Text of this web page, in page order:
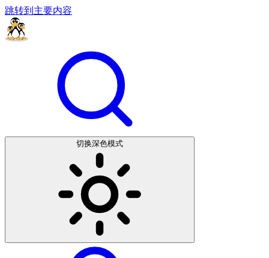
跳转到主要内容
切换深色模式